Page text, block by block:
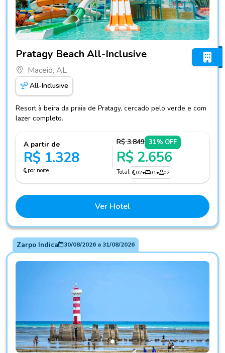
Pratagy Beach All-Inclusive
Maceió, AL
All-Inclusive
Resort à beira da praia de Pratagy, cercado pelo verde e com
lazer completo.
A partir de
R$ 1.328
por noite
R$ 3.849 31% OFF
R$ 2.656
Total 02• 01• 02
Ver Hotel
Zarpo Indica 30/08/2026a31/08/2026